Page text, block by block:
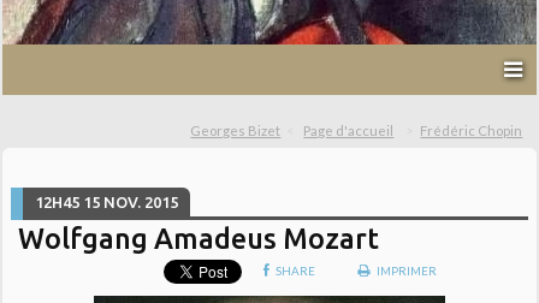
Georges Bizet Page d'accueil Frédéric Chopin
12H45 15 NOV. 2015
Wolfgang Amadeus Mozart
SHARE IMPRIMER